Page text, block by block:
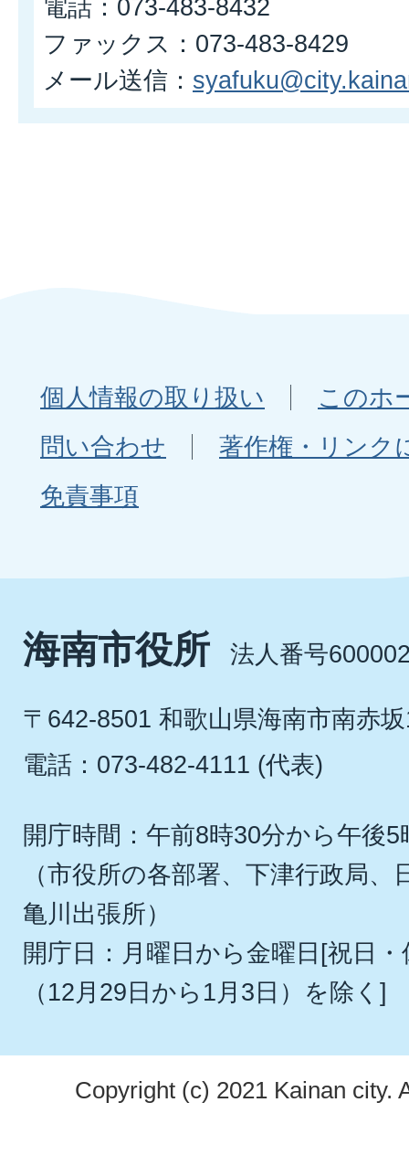
電話：073-483-8432
ファックス：073-483-8429
メール送信：
個人情報の取り扱い
このホ
問い合わせ
著作権・リンク
免責事項
海南市役所 法人番号
〒642-8501 和歌山県海南市南赤
電話：073-482-4111 (代表)
開庁時間：午前8時30分から午後5
（市役所の各部署、下津行政局
亀川出張所）
開庁日：月曜日から金曜日[祝日
（12月29日から1月3日）を除く]
Copyright (c) 2021 Kainan city.